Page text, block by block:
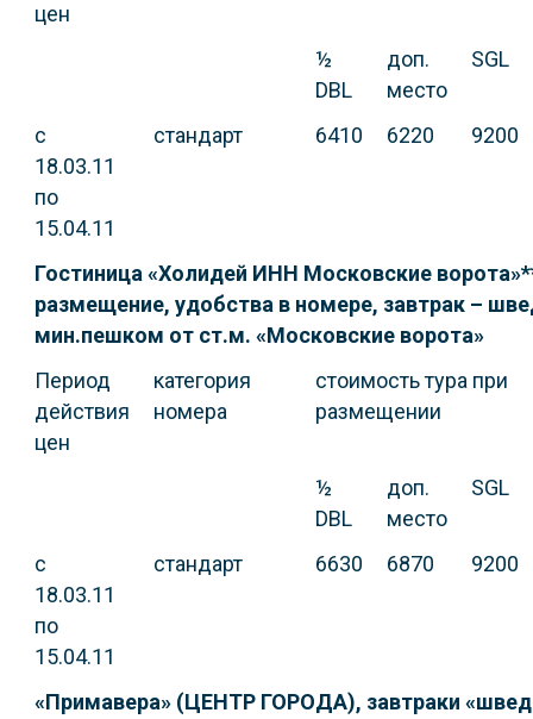
цен
½
DBL
доп.
место
SGL
с
18.03.11
по
15.04.11
стандарт 6410 6220 9200
Гостиница «Холидей ИНН Московские
размещение, удобства в номере, завтрак –
мин.пешком от ст.м. «Московские ворота»
Период
действия
цен
категория
номера
стоимость тура при
размещении
½
DBL
доп.
место
SGL
с
18.03.11
по
15.04.11
стандарт 6630 6870 9200
«Примавера» (ЦЕНТР ГОРОДА), завтраки